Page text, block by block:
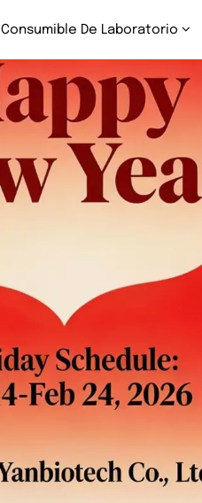
Consumible De Laboratorio